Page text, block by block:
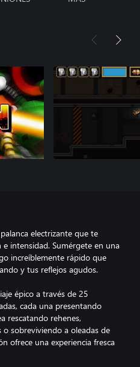
electrizante que te
intensidad. Sumérgete en una
increíblemente rápido que
y tus reflejos agudos.
épico a través de 25
cada una presentando
rescatando rehenes,
sobreviviendo a oleadas de
ofrece una experiencia fresca